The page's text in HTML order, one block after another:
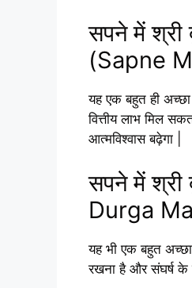
सपने में श्री
(Sapne
यह एक बहुत ही
वित्तीय लाभ मिल
आत्मविश्वास बढ़ेगा |
सपने में श्री
Durga
यह भी एक बहुत
रखना है और संघर्ष के